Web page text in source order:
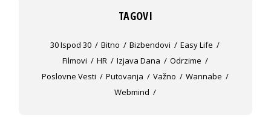
TAGOVI
30 Ispod 30 Bitno Bizbendovi
Easy Life
Filmovi
HR Izjava Dana
Odrzime
Poslovne Vesti
Putovanja Važno
Wannabe
Webmind